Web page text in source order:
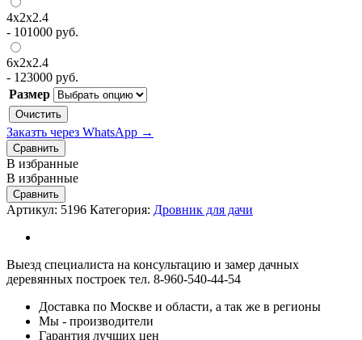
4х2х2.4
- 101000 руб.
6х2х2.4
- 123000 руб.
Размер
Очистить
Заказть через WhatsApp →
Сравнить
В избранные
В избранные
Сравнить
Артикул: 5196 Категория: Дровник для дачи
Выезд специалиста на консультацию и замер дачных
деревянных построек тел. 8-960-540-44-54
Доставка по Москве и области, а так же в регионы
Мы - производители
Гарантия лучших цен